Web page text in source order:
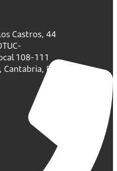
Castros, 44
108-111
España.